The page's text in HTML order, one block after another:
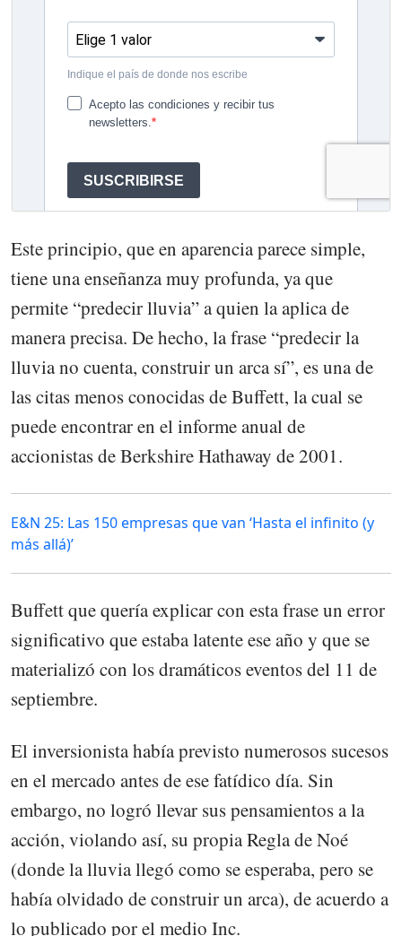
Este principio, que en aparencia parece simple,
tiene una enseñanza muy profunda, ya que
permite “predecir lluvia” a quien la aplica de
manera precisa. De hecho, la frase “predecir la
lluvia no cuenta, construir un arca sí”, es una de
las citas menos conocidas de Buffett, la cual se
puede encontrar en el informe anual de
accionistas de Berkshire Hathaway de 2001.
E&N 25: Las 150 empresas que van ‘Hasta el infinito (y
más allá)’
Buffett que quería explicar con esta frase un error
significativo que estaba latente ese año y que se
materializó con los dramáticos eventos del 11 de
septiembre.
El inversionista había previsto numerosos sucesos
en el mercado antes de ese fatídico día. Sin
embargo, no logró llevar sus pensamientos a la
acción, violando así, su propia Regla de Noé
(donde la lluvia llegó como se esperaba, pero se
había olvidado de construir un arca), de acuerdo a
lo publicado por el medio Inc.